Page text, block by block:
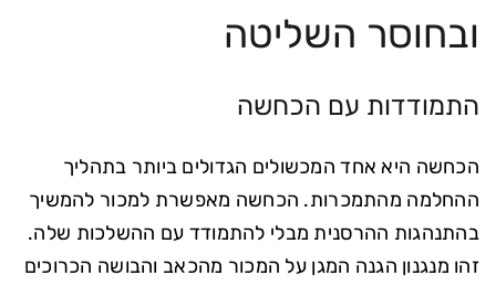
ובחוסר השליטה
התמודדות עם הכחשה
הכחשה היא אחד המכשולים הגדולים ביותר בתהליך
ההחלמה מהתמכרות. הכחשה מאפשרת למכור להמשיך
בהתנהגות ההרסנית מבלי להתמודד עם ההשלכות שלה.
זהו מנגנון הגנה המגן על המכור מהכאב והבושה הכרוכים